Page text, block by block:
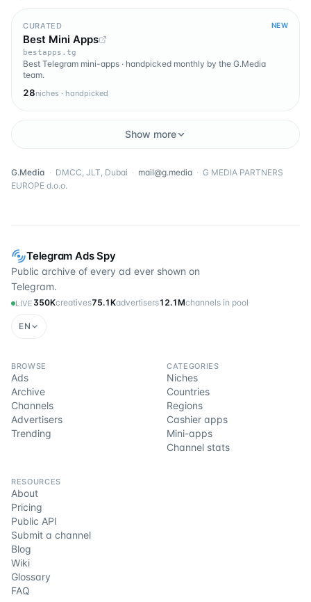
Telegram Ads Spy
Public archive of every ad ever shown on
Telegram.
LIVE 350Kcreatives75.1Kadvertisers12.1Mchannels in pool
EN
BROWSE
Ads
Archive
Channels
Advertisers
Trending
CATEGORIES
Niches
Countries
Regions
Cashier apps
Mini-apps
Channel stats
RESOURCES
About
Pricing
Public API
Submit a channel
Blog
Wiki
Glossary
FAQ
CURATED NEW
Best Mini Apps
bestapps.tg
Best Telegram mini-apps · handpicked monthly by the G.Media
team.
28niches · handpicked
Show more
G.Media · DMCC, JLT, Dubai · mail@g.media · G MEDIA PARTNERS
EUROPE d.o.o.